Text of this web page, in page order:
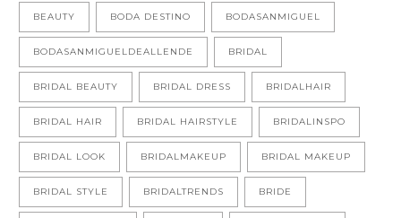
BEAUTY BODA DESTINO BODASANMIGUEL
BODASANMIGUELDEALLENDE BRIDAL
BRIDAL BEAUTY BRIDAL DRESS BRIDALHAIR
BRIDAL HAIR BRIDAL HAIRSTYLE BRIDALINSPO
BRIDAL LOOK BRIDALMAKEUP BRIDAL MAKEUP
BRIDAL STYLE BRIDALTRENDS BRIDE